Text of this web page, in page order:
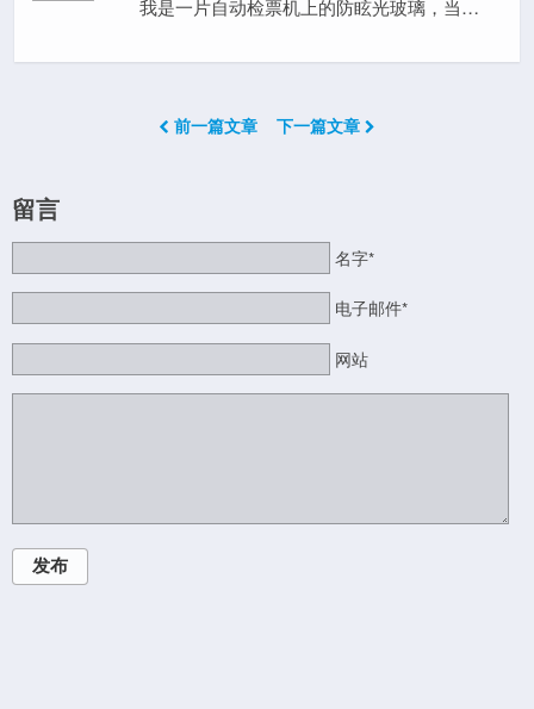
我是一片自动检票机上的防眩光玻璃，当…
前一篇文章 下一篇文章
留言
名字*
电子邮件*
网站
发布